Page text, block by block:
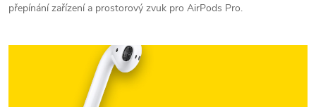
přepínání zařízení a prostorový zvuk pro AirPods Pro‌.